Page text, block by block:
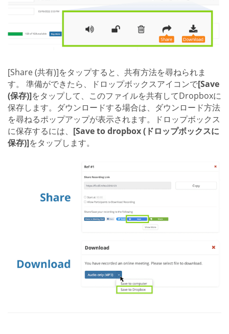
[Share (共有)]をタップすると、共有方法を尋ねられま
す。 準備ができたら、ドロップボックスアイコンで[Save
(保存)]をタップして、このファイルを共有してDropboxに
保存します。ダウンロードする場合は、ダウンロード方法
を尋ねるポップアップが表示されます。ドロップボックス
に保存するには、 [Save to dropbox (ドロップボックスに
保存)]をタップします。